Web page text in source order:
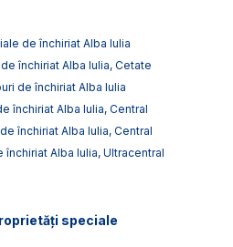
de închiriat Alba Iulia
închiriat Alba Iulia, Cetate
de închiriat Alba Iulia
închiriat Alba Iulia, Central
închiriat Alba Iulia, Central
Alba Iulia, Ultracentral
speciale